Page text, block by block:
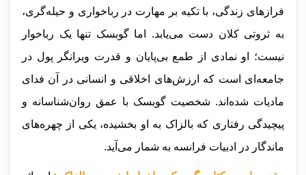
فرازهای زندگی، با تکیه بر مهارت در رباخواری و حیله‌گری،
به ثروتی کلان دست می‌یابد. اما گوبسک تنها یک رباخوار
نیست؛ او نمادی از طمع بی‌پایان و قدرت ویرانگر پول در
جامعه‌ای است که ارزش‌های اخلاقی و انسانی در آن فدای
مادیات شده‌اند. شخصیت گوبسک با عمق روان‌شناسانه و
پیچیدگی رفتاری که بالزاک به او بخشیده، یکی از چهره‌های
ماندگار در ادبیات فرانسه به شمار می‌آید.